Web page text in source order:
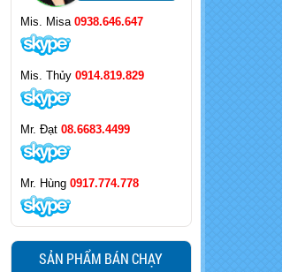
Mis. Misa 0938.646.647
Mis. Thủy 0914.819.829
Mr. Đạt 08.6683.4499
Mr. Hùng 0917.774.778
SẢN PHẨM BÁN CHẠY